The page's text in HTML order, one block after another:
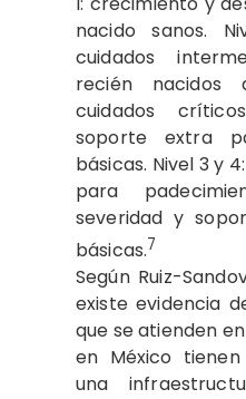
nacido sanos.
cuidados
recién nacidos
cuidados
soporte extra
básicas. Nivel 3 y
para
severidad y
básicas.7
Según Ruiz-
existe evidencia
que se atienden
en México
una